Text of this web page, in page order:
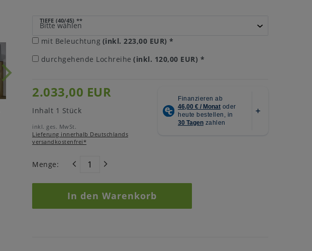
TIEFE (40/45) **
mit Beleuchtung (inkl. 223,00 EUR) *
durchgehende Lochreihe (inkl. 120,00 EUR) *
2.033,00 EUR
Inhalt 1 Stück
inkl. ges. MwSt.
Lieferung innerhalb Deutschlands
versandkostenfrei*
Menge:
In den Warenkorb